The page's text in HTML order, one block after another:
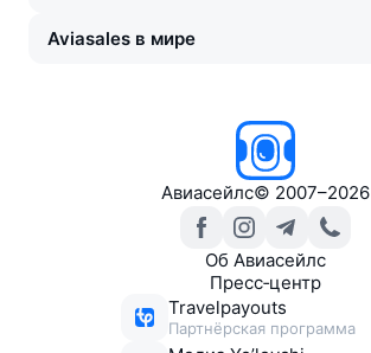
Aviasales в мире
Авиасейлс© 2007–2026
Об Авиасейлс
Пресс‑центр
Travelpayouts
Партнёрская программа